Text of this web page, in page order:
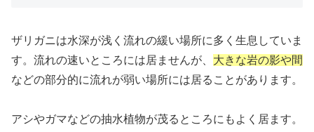
ザリガニは水深が浅く流れの緩い場所に多く生息していま
す。流れの速いところには居ませんが、 大きな岩の影や間
などの部分的に流れが弱い場所には居ることがあります。
アシやガマなどの抽水植物が茂るところにもよく居ます。